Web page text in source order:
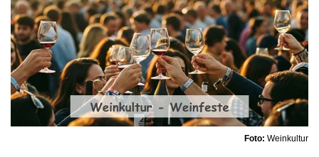
Foto: Weinkultur